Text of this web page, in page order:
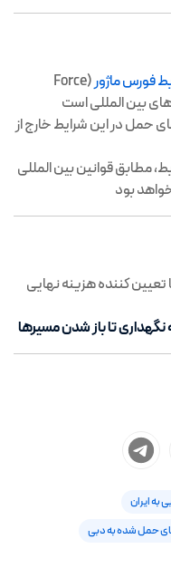
فورس ماژور (Force
حمل در این شرایط خارج از
مطابق قوانین بین المللی
بود
کننده هزینه نهایی
تا باز شدن مسیرها
به ایران
حمل شده به دبی